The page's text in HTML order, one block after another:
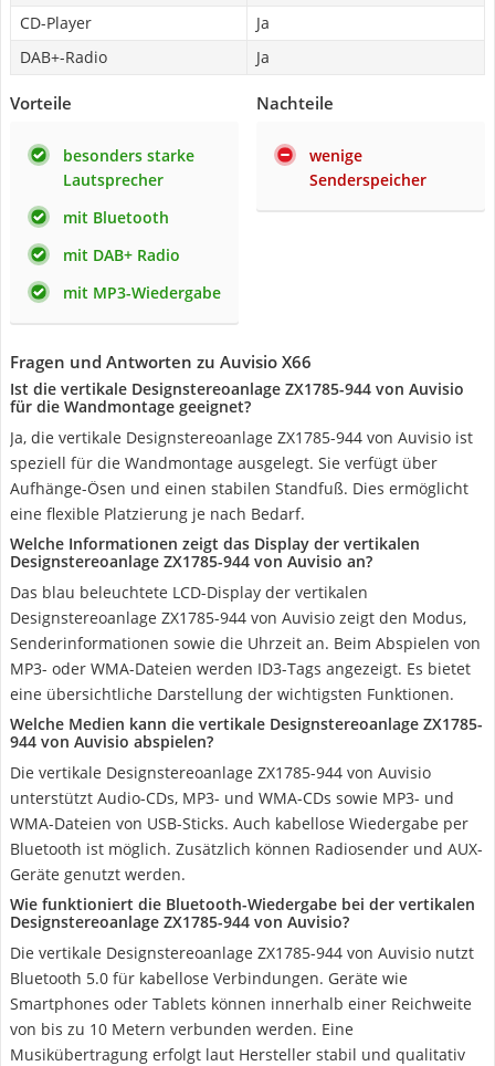
CD-Player
Ja
DAB+-Radio
Ja
Vorteile
besonders starke
Lautsprecher
mit Bluetooth
mit DAB+ Radio
mit MP3-Wiedergabe
Nachteile
wenige
Senderspeicher
Fragen und Antworten zu Auvisio X66
Ist die vertikale Designstereoanlage ZX1785-944 von Auvisio
für die Wandmontage geeignet?
Ja, die vertikale Designstereoanlage ZX1785-944 von Auvisio ist
speziell für die Wandmontage ausgelegt. Sie verfügt über
Aufhänge-Ösen und einen stabilen Standfuß. Dies ermöglicht
eine flexible Platzierung je nach Bedarf.
Welche Informationen zeigt das Display der vertikalen
Designstereoanlage ZX1785-944 von Auvisio an?
Das blau beleuchtete LCD-Display der vertikalen
Designstereoanlage ZX1785-944 von Auvisio zeigt den Modus,
Senderinformationen sowie die Uhrzeit an. Beim Abspielen von
MP3- oder WMA-Dateien werden ID3-Tags angezeigt. Es bietet
eine übersichtliche Darstellung der wichtigsten Funktionen.
Welche Medien kann die vertikale Designstereoanlage ZX1785-
944 von Auvisio abspielen?
Die vertikale Designstereoanlage ZX1785-944 von Auvisio
unterstützt Audio-CDs, MP3- und WMA-CDs sowie MP3- und
WMA-Dateien von USB-Sticks. Auch kabellose Wiedergabe per
Bluetooth ist möglich. Zusätzlich können Radiosender und AUX-
Geräte genutzt werden.
Wie funktioniert die Bluetooth-Wiedergabe bei der vertikalen
Designstereoanlage ZX1785-944 von Auvisio?
Die vertikale Designstereoanlage ZX1785-944 von Auvisio nutzt
Bluetooth 5.0 für kabellose Verbindungen. Geräte wie
Smartphones oder Tablets können innerhalb einer Reichweite
von bis zu 10 Metern verbunden werden. Eine
Musikübertragung erfolgt laut Hersteller stabil und qualitativ